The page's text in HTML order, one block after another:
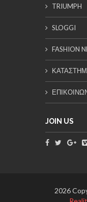
TRIUMPH
SLOGGI
FASHION
JOIN US
2026